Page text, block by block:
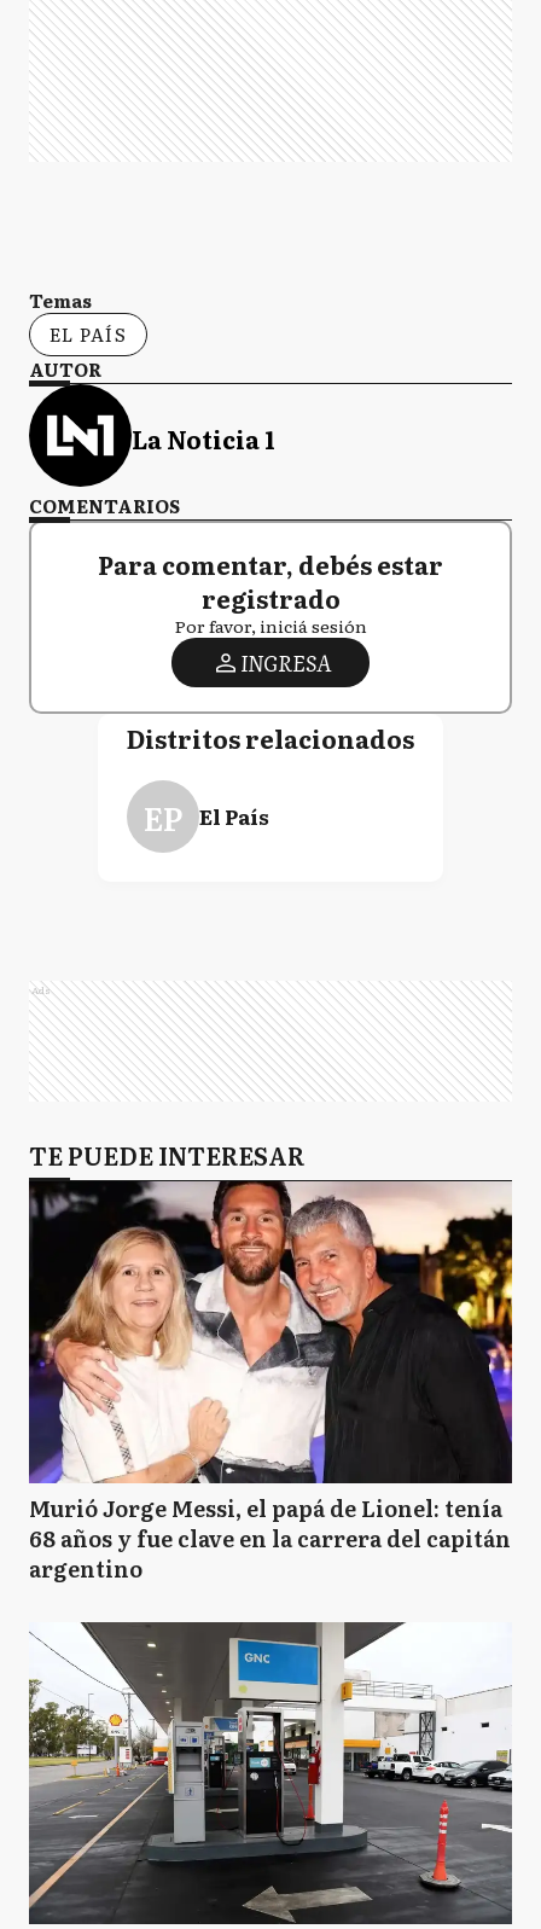
Temas
EL PAÍS
AUTOR
La Noticia 1
COMENTARIOS
Para comentar, debés estar
registrado
Por favor, iniciá sesión
INGRESA
Distritos relacionados
EP El País
Ads
TE PUEDE INTERESAR
Murió Jorge Messi, el papá de Lionel: tenía
68 años y fue clave en la carrera del capitán
argentino